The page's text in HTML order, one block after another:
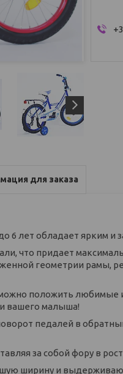
для заказа
6 лет обладает ярким и
что придает
геометрии рамы,
положить любимые
вашего малыша!
педалей в
за собой фору в
ширину и